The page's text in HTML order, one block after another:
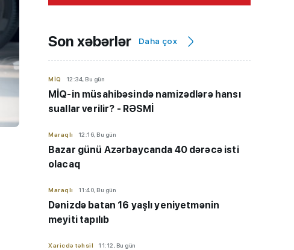
Son xəbərlər Daha çox
MİQ 12:34, Bu gün
MİQ-in müsahibəsində namizədlərə hansı
suallar verilir? - RƏSMİ
Maraqlı 12:16, Bu gün
Bazar günü Azərbaycanda 40 dərəcə isti
olacaq
Maraqlı 11:40, Bu gün
Dənizdə batan 16 yaşlı yeniyetmənin
meyiti tapılıb
Xaricdə təhsil 11:12, Bu gün